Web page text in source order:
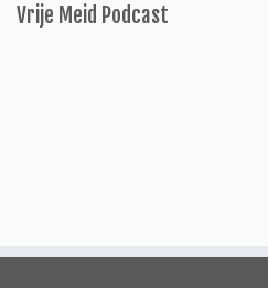
Vrije Meid Podcast